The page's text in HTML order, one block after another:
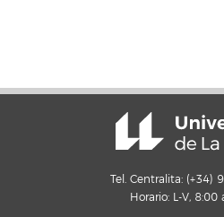
Tel. Centralita: (+34)
Horario: L-V, 8:00